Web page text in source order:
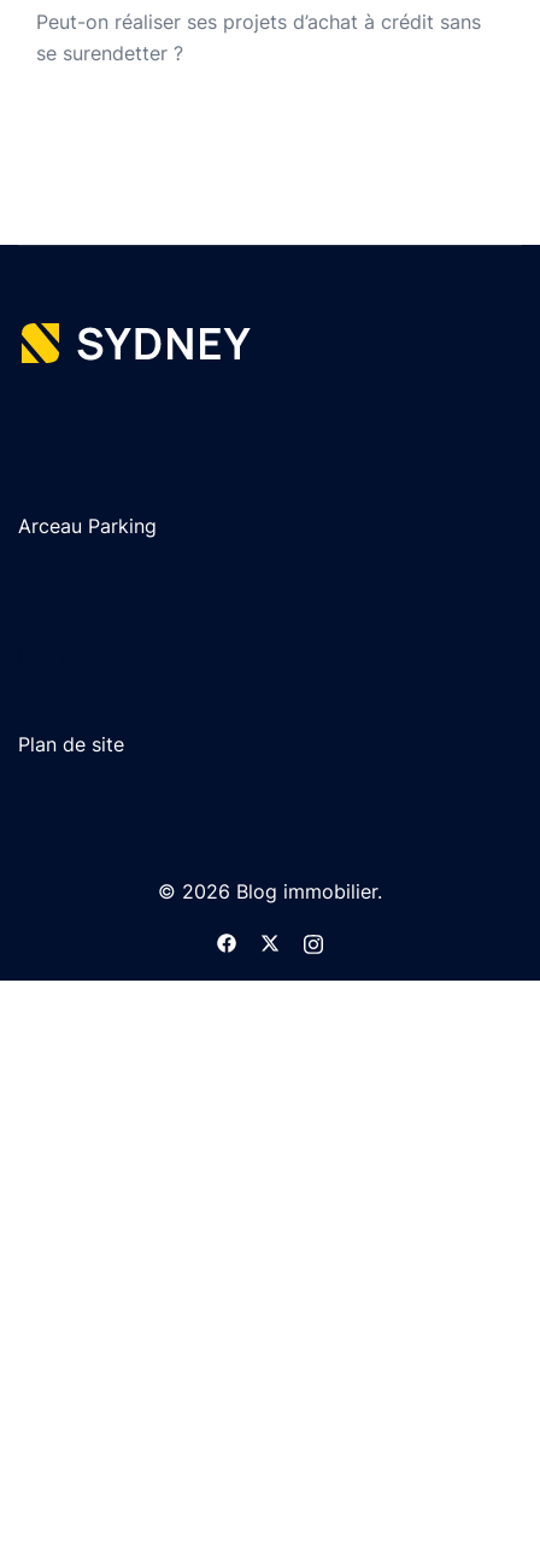
Peut-on réaliser ses projets d’achat à crédit sans
se surendetter ?
Arceau Parking
Plan de site
© 2026 Blog immobilier.